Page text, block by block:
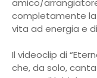
amico/
completamente
vita ad energia e
Il videoclip di
che, da solo,